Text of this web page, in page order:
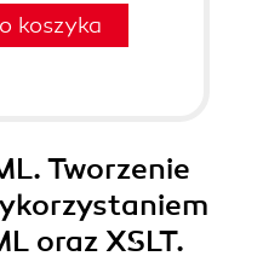
koszyka
Tworzenie
oraz XSLT.